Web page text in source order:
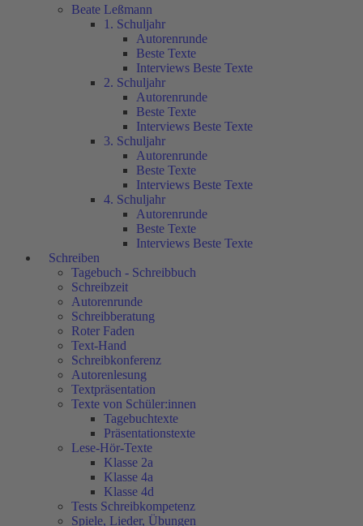
Beate Leßmann
1. Schuljahr
Autorenrunde
Beste Texte
Interviews Beste Texte
2. Schuljahr
Autorenrunde
Beste Texte
Interviews Beste Texte
3. Schuljahr
Autorenrunde
Beste Texte
Interviews Beste Texte
4. Schuljahr
Autorenrunde
Beste Texte
Interviews Beste Texte
Schreiben
Tagebuch - Schreibbuch
Schreibzeit
Autorenrunde
Schreibberatung
Roter Faden
Text-Hand
Schreibkonferenz
Autorenlesung
Textpräsentation
Texte von Schüler:innen
Tagebuchtexte
Präsentationstexte
Lese-Hör-Texte
Klasse 2a
Klasse 4a
Klasse 4d
Tests Schreibkompetenz
Spiele, Lieder, Übungen